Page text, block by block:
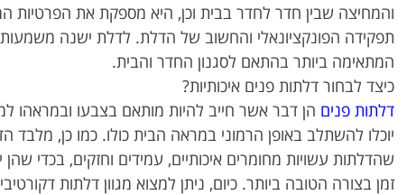
והמחיצה שבין חדר לחדר בבית וכן, היא מספקת את
תפקידה הפונקציונאלי והחשוב של הדלת. לדלת ישנה
המתאימה ביותר בהתאם לסגנון החדר והבית.
כיצד לבחור דלתות פנים איכותיות?
דלתות פנים הן דבר אשר חייב להיות מותאם בצבעו ובמראהו
יוכלו להשתלב באופן הרמוני במראה הבית כולו. כמו כן, מלבד
שהדלתות עשויות מחומרים איכותיים, עמידים וחזקים, בכדי
זמן בצורה הטובה ביותר. כיום, ניתן למצוא מגוון דלתות